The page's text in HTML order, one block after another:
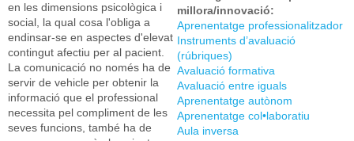
en les dimensions psicològica i
social, la qual cosa l'obliga a
endinsar-se en aspectes d'elevat
contingut afectiu per al pacient.
La comunicació no només ha de
servir de vehicle per obtenir la
informació que el professional
necessita pel compliment de les
seves funcions, també ha de
millora/innovació:
Aprenentatge professionalitzador
Instruments d’avaluació
(rúbriques)
Avaluació formativa
Avaluació entre iguals
Aprenentatge autònom
Aprenentatge col•laboratiu
Aula inversa